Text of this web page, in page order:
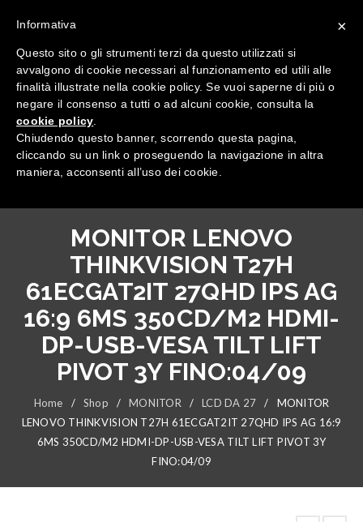
Tutte le categorie
MONITOR LENOVO
THINKVISION T27H
61ECGAT2IT 27QHD IPS AG
16:9 6MS 350CD/M2 HDMI-
DP-USB-VESA TILT LIFT
PIVOT 3Y FINO:04/09
Home / Shop / MONITOR / LCD DA 27 /
MONITOR
LENOVO THINKVISION T27H 61ECGAT2IT 27QHD IPS AG 16:9
6MS 350CD/M2 HDMI-DP-USB-VESA TILT LIFT PIVOT 3Y
FINO:04/09
×
Informativa
Questo sito o gli strumenti terzi da questo utilizzati si
avvalgono di cookie necessari al funzionamento ed utili alle
finalità illustrate nella cookie policy. Se vuoi saperne di più o
negare il consenso a tutti o ad alcuni cookie, consulta la
cookie policy
Chiudendo questo banner, scorrendo questa pagina,
cliccando su un link o proseguendo la navigazione in altra
maniera, acconsenti all’uso dei cookie.